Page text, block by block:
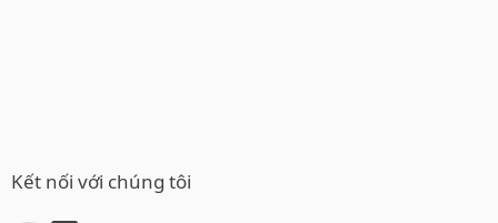
Kết nối với chúng tôi